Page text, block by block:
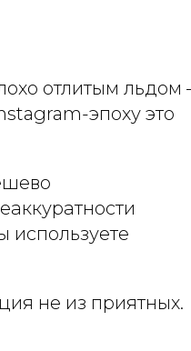
отлитым
эпоху это
используете
не из приятных.